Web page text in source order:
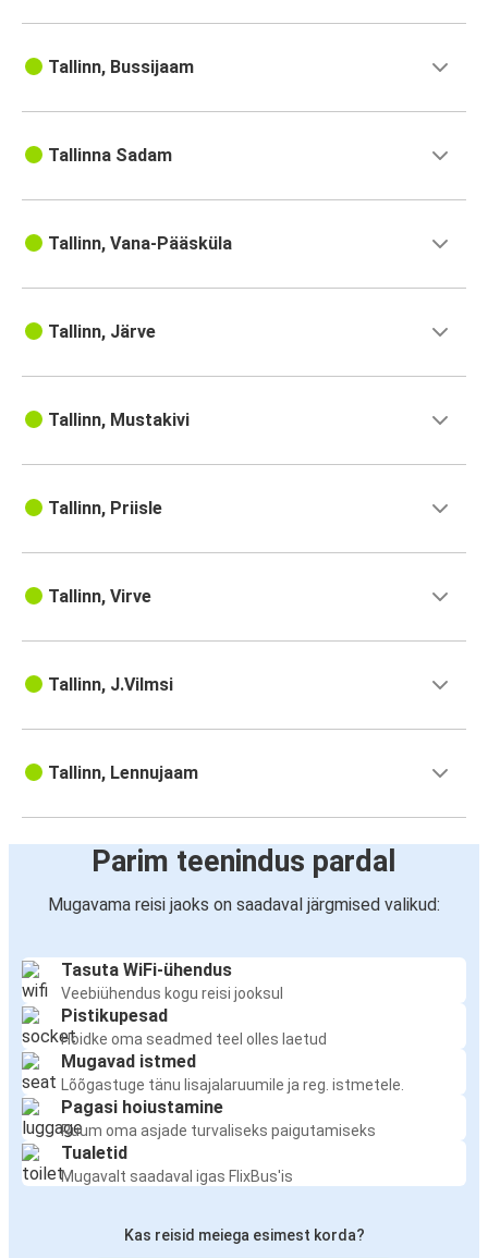
Tallinn, Bussijaam
Tallinna Sadam
Tallinn, Vana-Pääsküla
Tallinn, Järve
Tallinn, Mustakivi
Tallinn, Priisle
Tallinn, Virve
Tallinn, J.Vilmsi
Tallinn, Lennujaam
Parim teenindus pardal
Mugavama reisi jaoks on saadaval järgmised valikud:
Tasuta WiFi-ühendus
Veebiühendus kogu reisi jooksul
Pistikupesad
Hoidke oma seadmed teel olles laetud
Mugavad istmed
Lõõgastuge tänu lisajalaruumile ja reg. istmetele.
Pagasi hoiustamine
Ruum oma asjade turvaliseks paigutamiseks
Tualetid
Mugavalt saadaval igas FlixBus'is
Kas reisid meiega esimest korda?